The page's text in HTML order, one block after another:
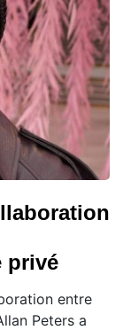
privé
entre
Peters a